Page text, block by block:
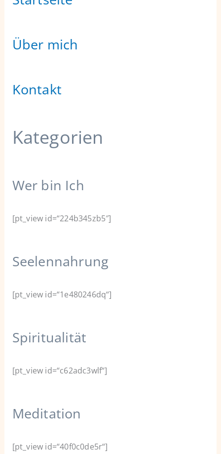
Über mich
Kontakt
Kategorien
Wer bin Ich
[pt_view id=“224b345zb5″]
Seelennahrung
[pt_view id=“1e480246dq“]
Spiritualität
[pt_view id=“c62adc3wlf“]
Meditation
[pt_view id=“40f0c0de5r“]